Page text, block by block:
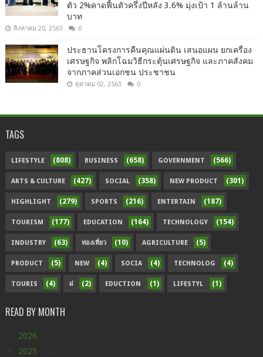
ตัว 2%คาดฟื้นตัวครึ่งปีหลัง 3.6% มุ่งเป้า 1 ล้านล้าน
บาท
สิงหาคม 20, 2563 0
ประธานโครงการคืนคุณแผ่นดิน เสนอแผน ยกเครื่อง
เศรษฐกิจ พลิกโฉมวิธีกระตุ้นเศรษฐกิจ และภาคสังคม
จากภาคส่วนเอกชน ประชาชน
ตุลาคม 02, 2563 0
TAGS
LIFESTYLE (808) BUSINESS (658) GOVERNMENT (566)
ARTS & CULTURE (427) SOCIAL (358) NEW PRODUCT (301)
HIGHLIGHT (279) SPORTS (216) ENTERTAIN (187)
TOURISM (177) EDUCATION (164) TECHNOLOGY (154)
INDUSTRY (63) ท่องเที่ยว (10) AGRICULTURE (5)
PRODUCT (5) NEW (4) SOCIA (4) TECHNOLOG (4)
TOURIS (4) ฝ (2) EDUCTION (1) LIFESTYL (1)
READ BY MONTH
2026
2025